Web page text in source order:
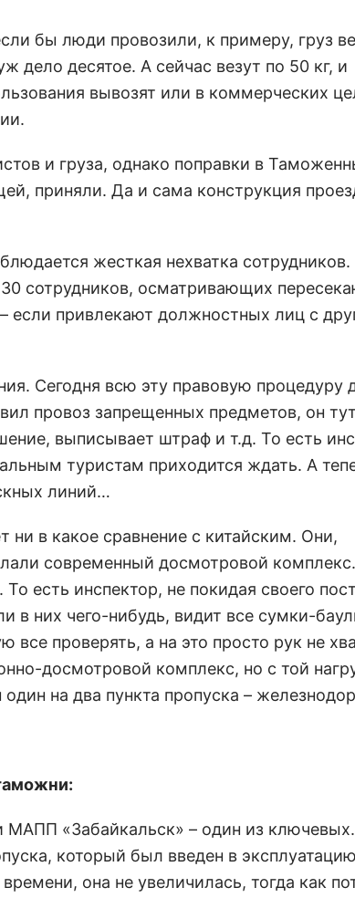
бы люди провозили, к примеру, груз
дело десятое. А сейчас везут по 50 кг, и
вывозят или в коммерческих
и груза, однако поправки в
приняли. Да и сама конструкция
жесткая нехватка сотрудников.
сотрудников, осматривающих
если привлекают должностных лиц с
Сегодня всю эту правовую процедуру
провоз запрещенных предметов, он
выписывает штраф и т.д. То есть
туристам приходится ждать. А
линий…
ни в какое сравнение с китайским. Они,
современный досмотровой
есть инспектор, не покидая своего
в них чего-нибудь, видит все сумки-
проверять, а на это просто рук не
досмотровой комплекс, но с той
на два пункта пропуска –
МАПП «Забайкальск» – один из ключевых.
который был введен в
она не увеличилась, тогда как